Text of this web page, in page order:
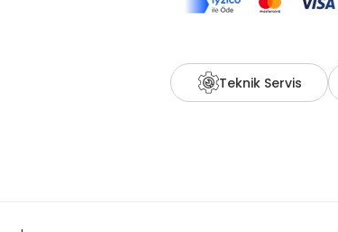
Teknik Servis